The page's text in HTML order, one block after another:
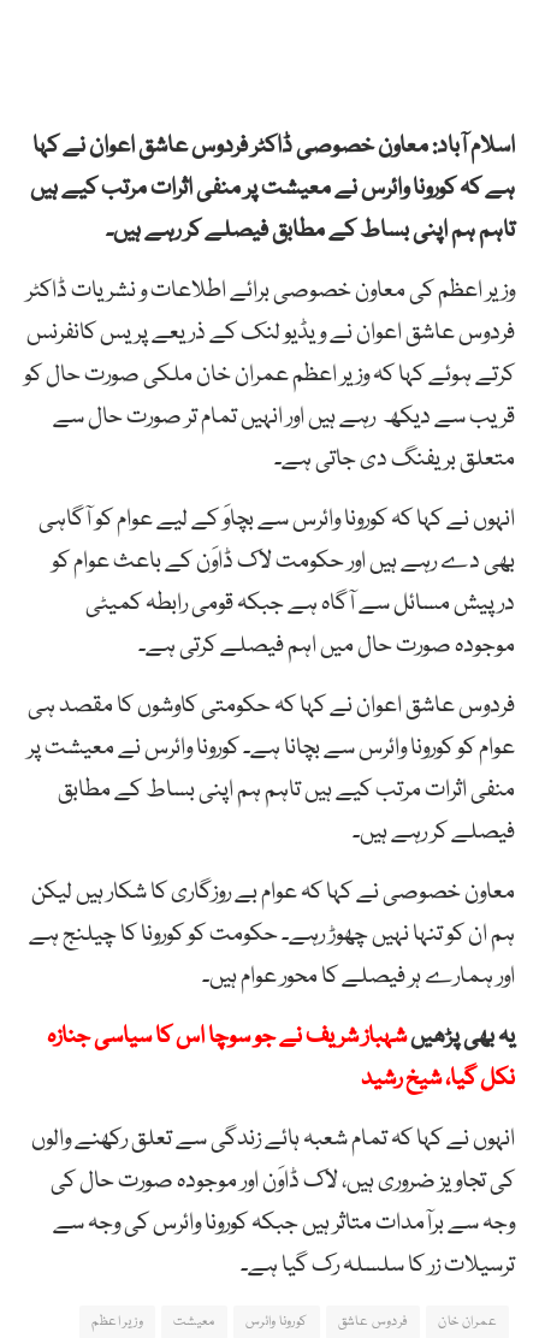
اسلام آباد: معاون خصوصی ڈاکٹر فردوس عاشق اعوان نے کہا
ہے کہ کورونا وائرس نے معیشت پر منفی اثرات مرتب کیے ہیں
تاہم ہم اپنی بساط کے مطابق فیصلے کر رہے ہیں۔
وزیر اعظم کی معاون خصوصی برائے اطلاعات و نشریات ڈاکٹر
فردوس عاشق اعوان نے ویڈیو لنک کے ذریعے پریس کانفرنس
کرتے ہوئے کہا کہ وزیر اعظم عمران خان ملکی صورت حال کو
قریب سے دیکھ رہے ہیں اور انہیں تمام تر صورت حال سے
متعلق بریفنگ دی جاتی ہے۔
انہوں نے کہا کہ کورونا وائرس سے بچاوَ کے لیے عوام کو آگاہی
بھی دے رہے ہیں اور حکومت لاک ڈاوَن کے باعث عوام کو
درپیش مسائل سے آگاہ ہے جبکہ قومی رابطہ کمیٹی
موجودہ صورت حال میں اہم فیصلے کرتی ہے۔
فردوس عاشق اعوان نے کہا کہ حکومتی کاوشوں کا مقصد ہی
عوام کو کورونا وائرس سے بچانا ہے۔ کورونا وائرس نے معیشت پر
منفی اثرات مرتب کیے ہیں تاہم ہم اپنی بساط کے مطابق
فیصلے کر رہے ہیں۔
معاون خصوصی نے کہا کہ عوام بے روزگاری کا شکار ہیں لیکن
ہم ان کو تنہا نہیں چھوڑ رہے۔ حکومت کو کورونا کا چیلنج ہے
اور ہمارے ہر فیصلے کا محور عوام ہیں۔
یہ بھی پڑھیںشہباز شریف نے جو سوچا اس کا سیاسی جنازہ
نکل گیا، شیخ رشید
انہوں نے کہا کہ تمام شعبہ ہائے زندگی سے تعلق رکھنے والوں
کی تجاویز ضروری ہیں، لاک ڈاوَن اور موجودہ صورت حال کی
وجہ سے برآمدات متاثر ہیں جبکہ کورونا وائرس کی وجہ سے
ترسیلات زر کا سلسلہ رک گیا ہے۔
عمران خان فردوس عاشق کورونا وائرس معیشت وزیر اعظم